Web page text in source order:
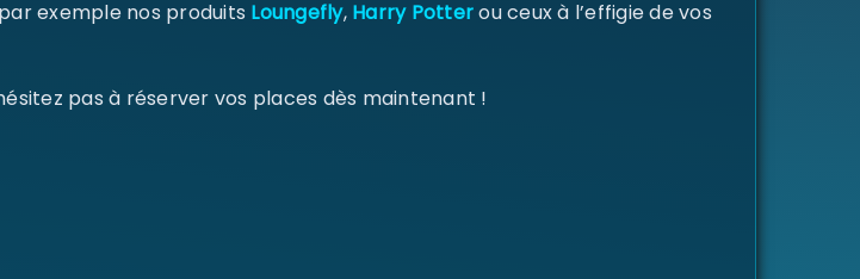
exemple nos produits Loungefly,Harry Potterou ceux à l’effigie de vos
pas à réserver vos places dès maintenant !